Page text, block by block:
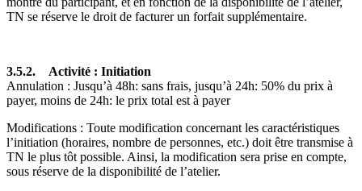
TN se réserve le droit de facturer un forfait supplémentaire.
3.5.2. Activité : Initiation
Annulation : Jusqu’à 48h: sans frais, jusqu’à 24h: 50% du prix à
payer, moins de 24h: le prix total est à payer
Modifications : Toute modification concernant les caractéristiques
l’initiation (horaires, nombre de personnes, etc.) doit être transmise à
TN le plus tôt possible. Ainsi, la modification sera prise en compte,
sous réserve de la disponibilité de l’atelier.